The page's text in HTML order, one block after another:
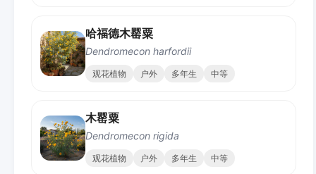
哈福德木罂粟
Dendromecon harfordii
观花植物 户外 多年生 中等
木罂粟
Dendromecon rigida
观花植物 户外 多年生 中等